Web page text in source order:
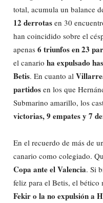
total, acumula un balance
12 derrotas en 30
han coincidido sobre el
apenas 6 triunfos en 23
el canario ha expulsado
Betis. En cuanto al
partidos en los que
Submarino amarillo, los
victorias, 9 empates y 7
En el recuerdo de más de
canario como colegiado.
Copa ante el Valencia. Si
feliz para el Betis, el bético
Fekir o la no expulsión a